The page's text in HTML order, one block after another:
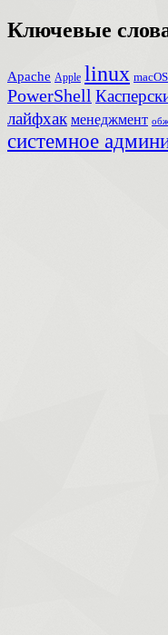
Ключевые
Apache Apple linux macOS
PowerShell
лайфхак менеджмент
системное